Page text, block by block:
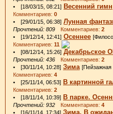
• [18/03/15, 08:21] Весенний гимн
Комментариев: 0
• [29/01/15, 06:38] Лунная
Прочтений: 809 Комментариев: 2
• [19/12/14, 12:41] Осеннее
Комментариев: 11
• [08/12/14, 15:26] Декабрьское
Прочтений: 436 Комментариев: 2
• [30/11/14, 10:28] Зима
Комментариев: 4
• [25/11/14, 06:53] В картинной
Комментариев: 2
• [18/11/14, 10:39] В парке.
Прочтений: 932 Комментариев: 4
• [16/11/14, 17:34] Зима. В